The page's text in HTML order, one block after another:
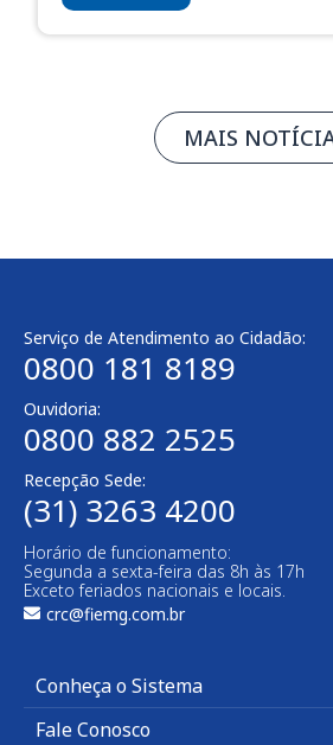
MAIS
Serviço de Atendimento ao Cidadão:
0800 181 8189
Ouvidoria:
0800 882 2525​
Recepção Sede:
(31) 3263 4200
Horário de funcionamento:
Segunda a sexta-feira das 8h às 17h
Exceto feriados nacionais e locais.
crc@fiemg.com.br
Conheça o Sistema
Fale Conosco